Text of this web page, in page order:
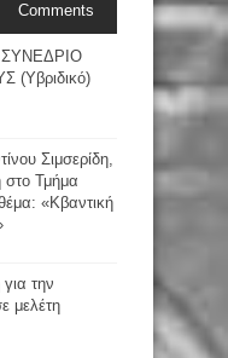
Comments
ΣΥΝΕΔΡΙΟ
(Υβριδικό)
Σιμσερίδη,
Τμήμα
«Κβαντική
την
μελέτη